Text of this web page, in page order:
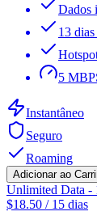
Dados
13
5
Instantâneo
Seguro
Roaming
Adicionar ao
Unlimited Data -
$18.50 / 15 dias